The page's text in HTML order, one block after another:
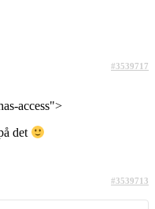
#3539717
access">
det
#3539713